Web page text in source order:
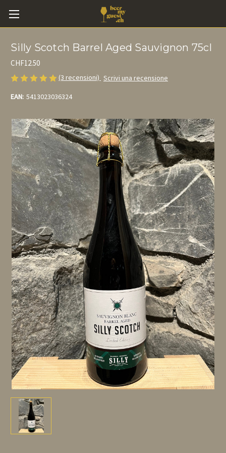
Silly Scotch Barrel Aged Sauvignon 75cl
CHF12.50
(3 recensioni) Scrivi una recensione
EAN: 5413023036324